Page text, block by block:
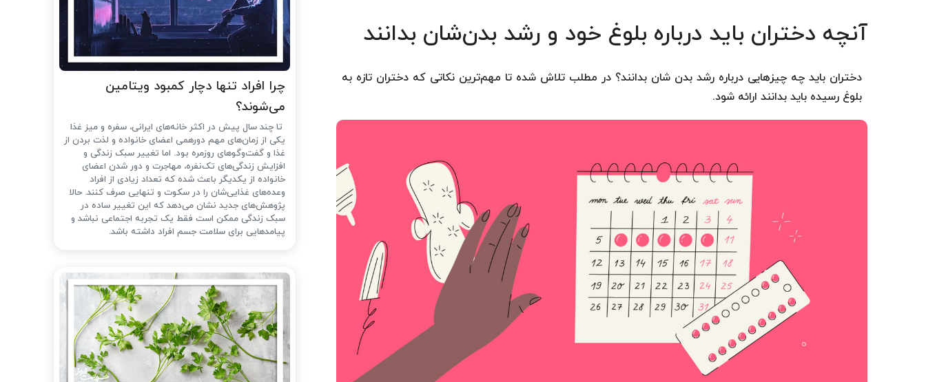
آنچه دختران باید درباره بلوغ خود و رشد بدن‌شان بدانند
دختران باید چه چیزهایی درباره رشد بدن شان بدانند؟ در مطلب تلاش شده تا مهم‌ترین نکاتی که دختران تازه به
بلوغ رسیده باید بدانند ارائه شود.
چرا افراد تنها دچار کمبود ویتامین
می‌شوند؟
تا چند سال پیش در اکثر خانه‌های ایرانی، سفره و میز غذا
یکی از زمان‌های مهم دورهمی اعضای خانواده و لذت بردن از
غذا و گفت‌وگوهای روزمره بود. اما تغییر سبک زندگی و
افزایش زندگی‌های تک‌نفره، مهاجرت و دور شدن اعضای
خانواده از یکدیگر باعث شده که تعداد زیادی از افراد
وعده‌های غذایی‌شان را در سکوت و تنهایی صرف کنند. حالا
پژوهش‌های جدید نشان می‌دهد که این تغییر ساده در
سبک زندگی ممکن است فقط یک تجربه اجتماعی نباشد و
پیامدهایی برای سلامت جسم افراد داشته باشد.